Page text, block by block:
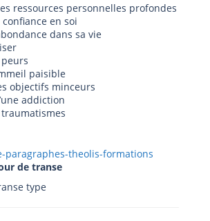
ressources personnelles profondes
en soi
dans sa vie
paisible
objectifs minceurs
addiction
de transe
type